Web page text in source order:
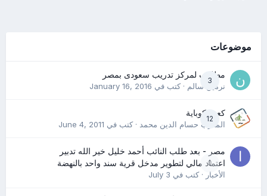
موضوعات
3
مطلوب لمركز تدريب سعودى بمصر
نرمين سالم· كتب في January 16, 2016
12
كعب كوباية
المدرب حسام الدين محمد· كتب في June 4, 2011
0
مصر - بعد طلب النائب أحمد خليل خير الله تدبير
اعتماد مالي لتطوير مدخل قرية سند واحد بالنهضة
الأخبار· كتب في July 3